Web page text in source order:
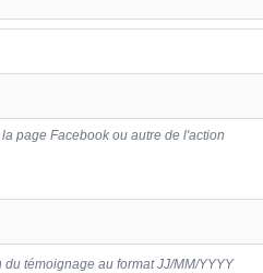
page Facebook ou autre de l'action
du témoignage au format JJ/MM/YYYY